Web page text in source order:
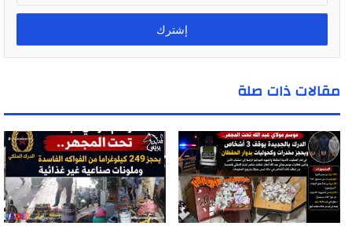
خ
ب
د
ك
ا
ل
إ
ل
ك
ت
مقالات ذات صلة